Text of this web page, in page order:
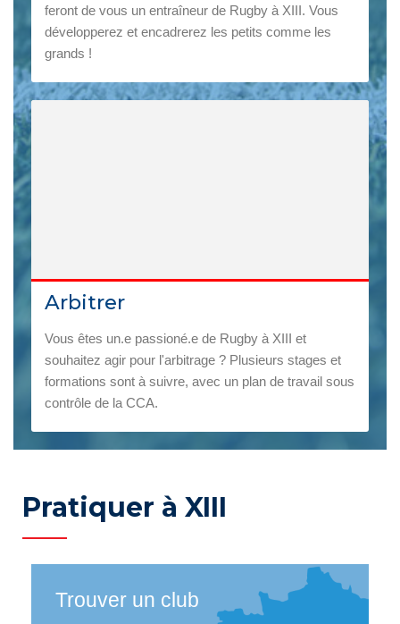
feront de vous un entraîneur de Rugby à XIII. Vous
développerez et encadrerez les petits comme les
grands !
Arbitrer
Vous êtes un.e passioné.e de Rugby à XIII et
souhaitez agir pour l'arbitrage ? Plusieurs stages et
formations sont à suivre, avec un plan de travail sous
contrôle de la CCA.
Pratiquer à XIII
Trouver un club